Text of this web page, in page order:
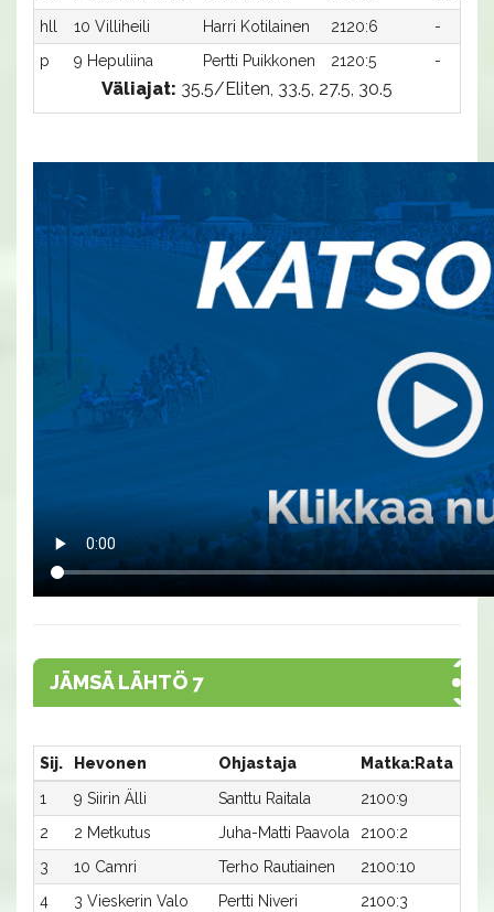
hll
10 Villiheili Harri Kotilainen 2120:6 -
p
9 Hepuliina Pertti Puikkonen 2120:5 -
Väliajat: 35.5/Eliten, 33.5, 27.5, 30.5
JÄMSÄ LÄHTÖ 7
Sij. Hevonen Ohjastaja Matka:Rata
1
9 Siirin Älli Santtu Raitala 2100:9
2
2 Metkutus Juha-Matti Paavola 2100:2
3
10 Camri Terho Rautiainen 2100:10
4
3 Vieskerin Valo Pertti Niveri 2100:3